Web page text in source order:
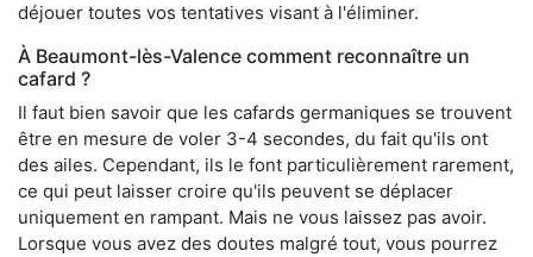
déjouer toutes vos tentatives visant à l'éliminer.
À Beaumont-lès-Valence comment reconnaître un
cafard ?
Il faut bien savoir que les cafards germaniques se trouvent
être en mesure de voler 3-4 secondes, du fait qu'ils ont
des ailes. Cependant, ils le font particulièrement rarement,
ce qui peut laisser croire qu'ils peuvent se déplacer
uniquement en rampant. Mais ne vous laissez pas avoir.
Lorsque vous avez des doutes malgré tout, vous pourrez